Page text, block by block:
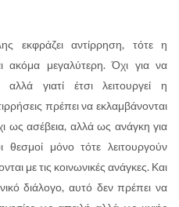
εκφράζει αντίρρηση, τότε η
ακόμα μεγαλύτερη. Όχι για να
γιατί έτσι λειτουργεί η
πρέπει να εκλαμβάνονται
ως ασέβεια, αλλά ως ανάγκη για
θεσμοί μόνο τότε λειτουργούν
με τις κοινωνικές ανάγκες. Και
διάλογο, αυτό δεν πρέπει να